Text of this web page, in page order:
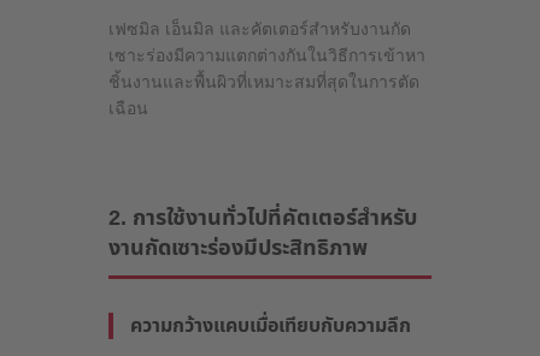
เฟซมิล เอ็นมิล และคัตเตอร์สำหรับงานกัด
เซาะร่องมีความแตกต่างกันในวิธีการเข้าหา
ชิ้นงานและพื้นผิวที่เหมาะสมที่สุดในการตัด
เฉือน
2. การใช้งานทั่วไปที่คัตเตอร์สำหรับ
งานกัดเซาะร่องมีประสิทธิภาพ
ความกว้างแคบเมื่อเทียบกับความลึก